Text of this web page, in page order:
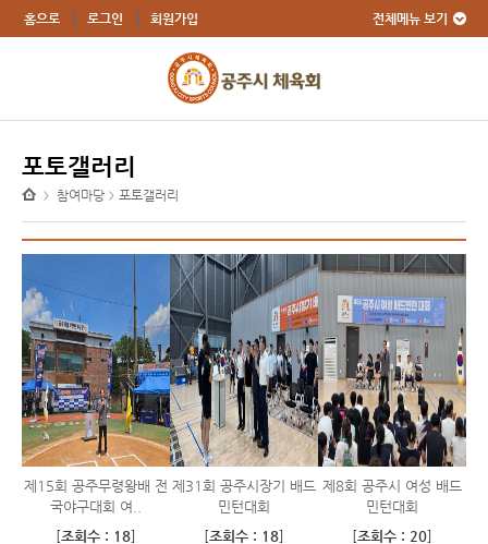
홈으로 로그인 회원가입 전체메뉴 보기
포토갤러리
> 참여마당 > 포토갤러리
제15회 공주무령왕배 전
국야구대회 여..
[조회수 : 18]
제31회 공주시장기 배드
민턴대회
[조회수 : 18]
제8회 공주시 여성 배드
민턴대회
[조회수 : 20]